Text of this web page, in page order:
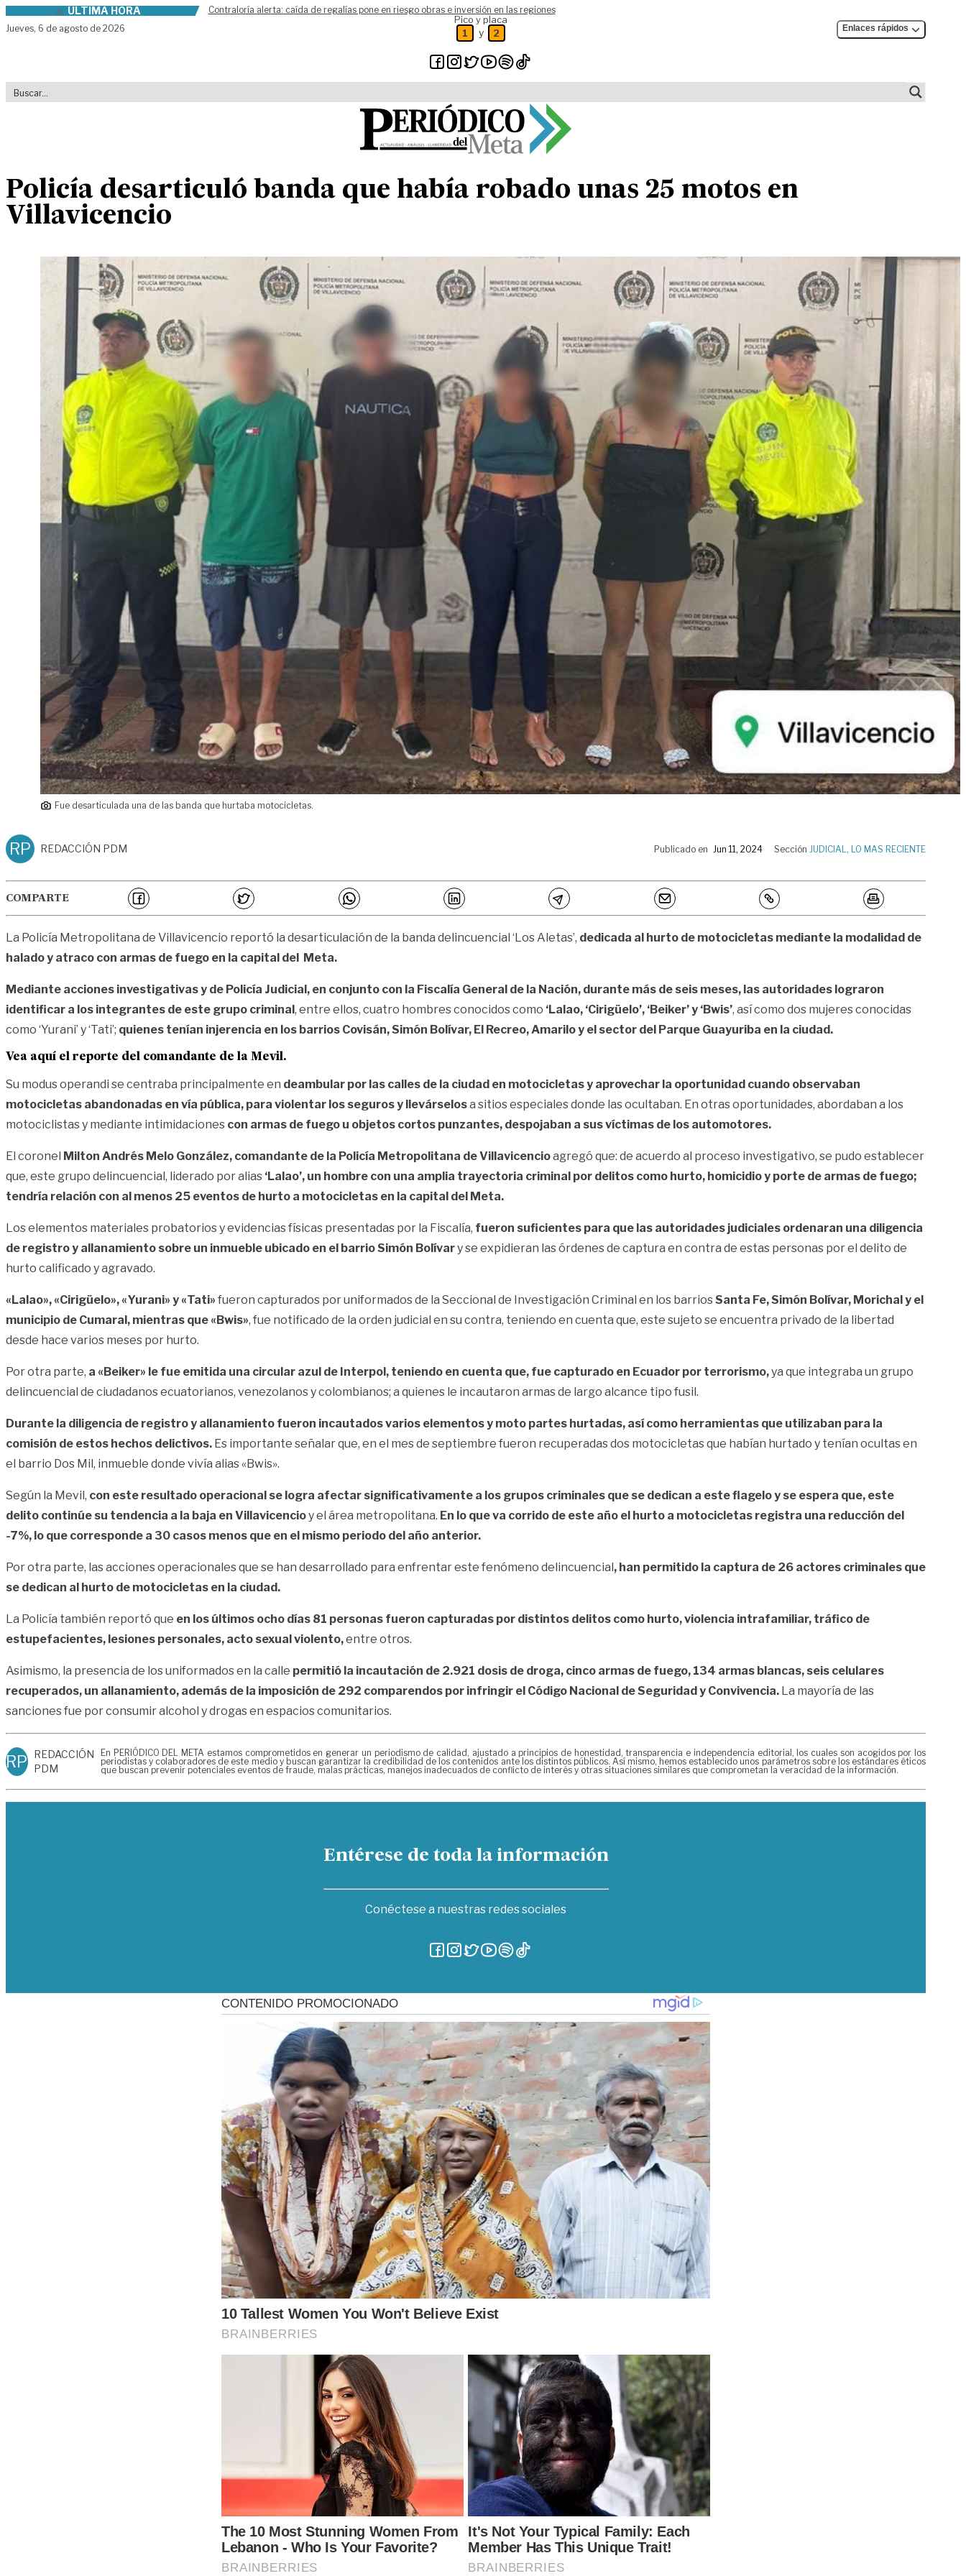
Skip to contentÚLTIMA HORA
Contraloría alerta: caída de regalías pone en riesgo obras e inversión en las regiones
Jueves, 6 de agosto de 2026
Pico y placa
1 y 2 Enlaces rápidos
Policía desarticuló banda que había robado unas 25 motos en
Villavicencio
Fue desarticulada una de las banda que hurtaba motocicletas.
RP REDACCIÓN PDM Publicado en Jun 11, 2024 Sección JUDICIAL, LO MAS RECIENTE
COMPARTE
La Policía Metropolitana de Villavicencio reportó la desarticulación de la banda delincuencial ‘Los Aletas’, dedicada al hurto de motocicletas mediante la modalidad de
halado y atraco con armas de fuego en la capital del Meta.
Mediante acciones investigativas y de Policía Judicial, en conjunto con la Fiscalía General de la Nación, durante más de seis meses, las autoridades lograron
identificar a los integrantes de este grupo criminal , entre ellos, cuatro hombres conocidos como ‘Lalao, ‘Cirigüelo’, ‘Beiker’ y ‘Bwis’, así como dos mujeres conocidas
como ‘Yurani’ y ‘Tati’; quienes tenían injerencia en los barrios Covisán, Simón Bolívar, El Recreo, Amarilo y el sector del Parque Guayuriba en la ciudad.
Vea aquí el reporte del comandante de la Mevil.
Su modus operandi se centraba principalmente en deambular por las calles de la ciudad en motocicletas y aprovechar la oportunidad cuando observaban
motocicletas abandonadas en vía pública, para violentar los seguros y llevárselosa sitios especiales donde las ocultaban. En otras oportunidades, abordaban a los
motociclistas y mediante intimidaciones con armas de fuego u objetos cortos punzantes, despojaban a sus víctimas de los automotores.
El coronel Milton Andrés Melo González, comandante de la Policía Metropolitana de Villavicencioagregó que: de acuerdo al proceso investigativo, se pudo establecer
que, este grupo delincuencial, liderado por alias ‘Lalao’, un hombre con una amplia trayectoria criminal por delitos como hurto, homicidio y porte de armas de fuego;
tendría relación con al menos 25 eventos de hurto a motocicletas en la capital del Meta.
Los elementos materiales probatorios y evidencias físicas presentadas por la Fiscalía, fueron suficientes para que las autoridades judiciales ordenaran una diligencia
de registro y allanamiento sobre un inmueble ubicado en el barrio Simón Bolívary se expidieran las órdenes de captura en contra de estas personas por el delito de
hurto calificado y agravado.
«Lalao», «Cirigüelo», «Yurani» y «Tati» fueron capturados por uniformados de la Seccional de Investigación Criminal en los barriosSanta Fe, Simón Bolívar, Morichal y el
municipio de Cumaral, mientras que «Bwis», fue notificado de la orden judicial en su contra, teniendo en cuenta que, este sujeto se encuentra privado de la libertad
desde hace varios meses por hurto.
Por otra parte, a «Beiker» le fue emitida una circular azul de Interpol, teniendo en cuenta que, fue capturado en Ecuador por terrorismo,ya que integraba un grupo
delincuencial de ciudadanos ecuatorianos, venezolanos y colombianos; a quienes le incautaron armas de largo alcance tipo fusil.
Durante la diligencia de registro y allanamiento fueron incautados varios elementos y moto partes hurtadas, así como herramientas que utilizaban para la
comisión de estos hechos delictivos. Es importante señalar que, en el mes de septiembre fueron recuperadas dos motocicletas que habían hurtado y tenían ocultas en
el barrio Dos Mil, inmueble donde vivía alias «Bwis».
Según la Mevil, con este resultado operacional se logra afectar significativamente a los grupos criminales que se dedican a este flagelo y se espera que, este
delito continúe su tendencia a la baja en Villavicencioy el área metropolitana. En lo que va corrido de este año el hurto a motocicletas registra una reducción del
-7%, lo que corresponde a 30 casos menos que en el mismo periodo del año anterior.
Por otra parte, las acciones operacionales que se han desarrollado para enfrentar este fenómeno delincuencial , han permitido la captura de 26 actores criminales que
se dedican al hurto de motocicletas en la ciudad.
La Policía también reportó que en los últimos ocho días 81 personas fueron capturadas por distintos delitos como hurto, violencia intrafamiliar, tráfico de
estupefacientes, lesiones personales, acto sexual violento,entre otros.
Asimismo, la presencia de los uniformados en la calle permitió la incautación de 2.921 dosis de droga, cinco armas de fuego, 134 armas blancas, seis celulares
recuperados, un allanamiento, además de la imposición de 292 comparendos por infringir el Código Nacional de Seguridad y Convivencia. La mayoría de las
sanciones fue por consumir alcohol y drogas en espacios comunitarios.
RP REDACCIÓN
PDM
En PERIÓDICO DEL META estamos comprometidos en generar un periodismo de calidad, ajustado a principios de honestidad, transparencia e independencia editorial, los cuales son acogidos por los
periodistas y colaboradores de este medio y buscan garantizar la credibilidad de los contenidos ante los distintos públicos. Así mismo, hemos establecido unos parámetros sobre los estándares éticos
que buscan prevenir potenciales eventos de fraude, malas prácticas, manejos inadecuados de conflicto de interés y otras situaciones similares que comprometan la veracidad de la información.
Entérese de toda la información
Conéctese a nuestras redes sociales